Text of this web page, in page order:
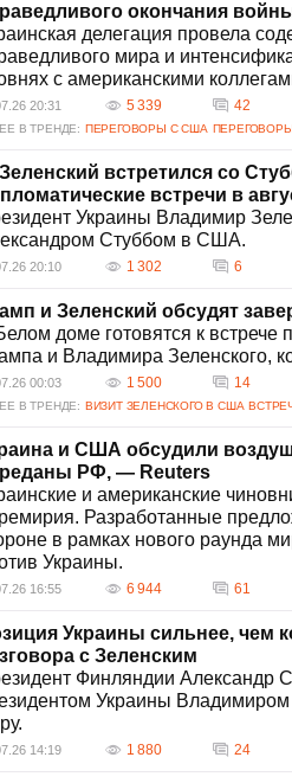
окончания
делегация провела
мира и
с американскими
20:31 5 339 42
В ТРЕНДЕ: ПЕРЕГОВОРЫ С США
Зеленский встретился со
встречи в
Украины Владимир
Стуббом в США.
20:10 1 302 6
и Зеленский обсудят
доме готовятся к
и Владимира Зеленского,
00:03 1 500 14
В ТРЕНДЕ: ВИЗИТ ЗЕЛЕНСКОГО В США
и США обсудили
РФ, — Reuters
и американские
Разработанные
в рамках нового раунда
Украины.
16:55 6 944 61
Украины сильнее, чем
с Зеленским
Финляндии Александр
Украины Владимиром
14:19 1 880 24